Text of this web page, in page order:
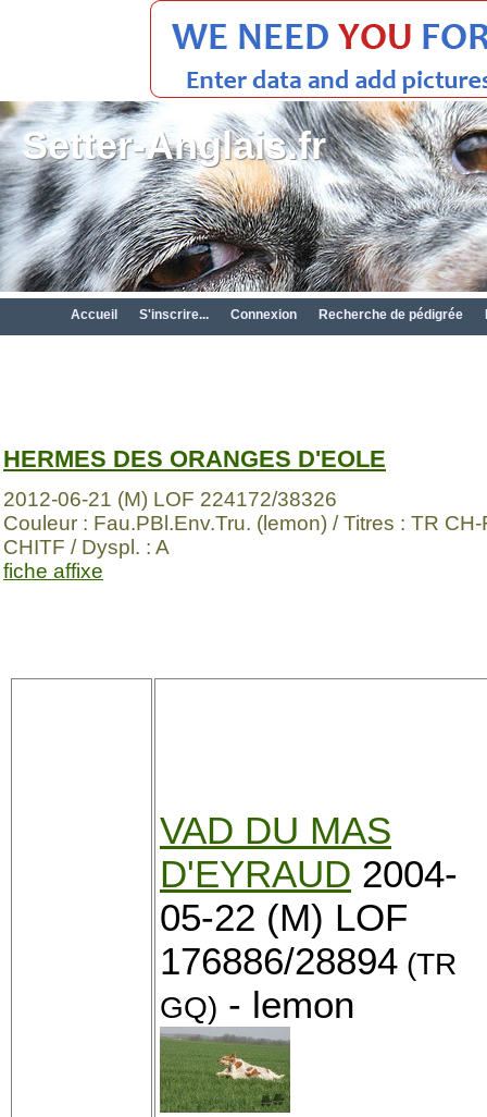
Setter-Anglais.fr
Accueil S'inscrire... Connexion Recherche de pédigrée
HERMES DES ORANGES D'EOLE
2012-06-21 (M) LOF 224172/38326
Couleur : Fau.PBl.Env.Tru. (lemon) / Titres : TR
CHITF / Dyspl. : A
fiche affixe
VAD DU MAS
D'EYRAUD 2004-
05-22 (M) LOF
176886/28894 (TR
GQ) - lemon